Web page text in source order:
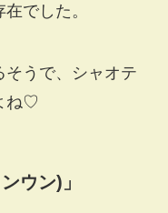
でした。
そうで、シャオテ
ね♡
ウン)」